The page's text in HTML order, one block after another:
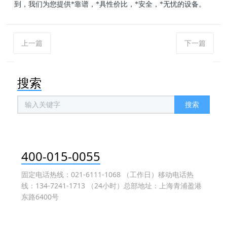
到，我们为您提供*靠谱，*具性价比，*安全，*无忧的设备。
上一篇 下一篇
搜索
搜索
400-015-0055
固定电话热线：021-6111-1068 （工作日）移动电话热
线：134-7241-1713 （24小时）总部地址：上海青浦盈港
东路6400号